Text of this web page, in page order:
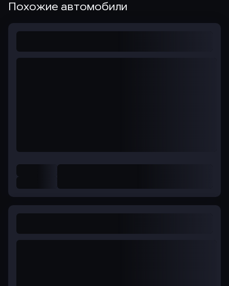
Похожие автомобили